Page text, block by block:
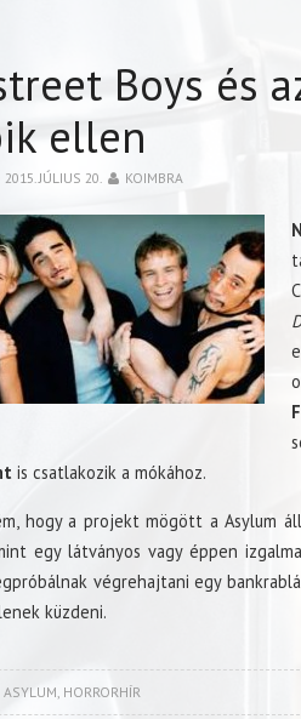
Boys és
ellen
2015. JÚLIUS 20. KOIMBRA
is csatlakozik a mókához.
hogy a projekt mögött a Asylum
egy látványos vagy éppen
végrehajtani egy
küzdeni.
ASYLUM, HORRORHÍR